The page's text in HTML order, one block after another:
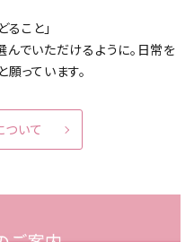
ること」
んでいただけるように。 日常を
っています。
ついて